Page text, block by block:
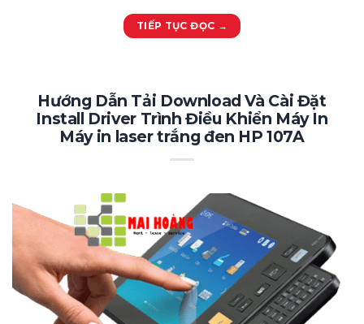
TIẾP TỤC ĐỌC →
Hướng Dẫn Tải Download Và Cài Đặt
Install Driver Trình Điều Khiển Máy In
Máy in laser trắng đen HP 107A